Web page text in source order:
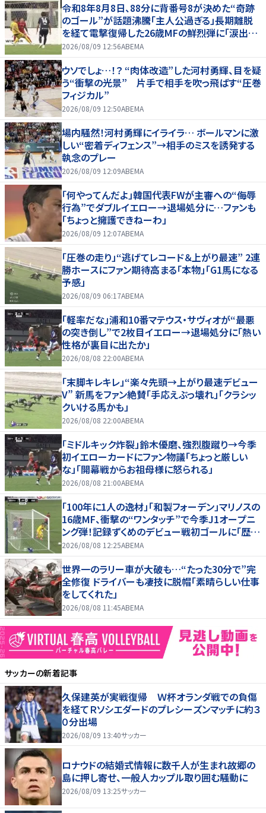
令和8年8月8日、88分に背番号8が決めた“奇跡
のゴール”が話題沸騰「主人公過ぎる」長期離脱
を経て電撃復帰した26歳MFの鮮烈弾に「涙出て
きた」
2026/08/09 12:56ABEMA
ウソでしょ…！？ “肉体改造”した河村勇輝、目を疑
う“衝撃の光景” 片手で相手を吹っ飛ばす“圧巻
フィジカル”
2026/08/09 12:50ABEMA
場内騒然！河村勇輝にイライラ… ボールマンに激
しい“密着ディフェンス”→相手のミスを誘発する
執念のプレー
2026/08/09 12:09ABEMA
「何やってんだよ」韓国代表FWが主審への“侮辱
行為”でダブルイエロー→退場処分に…ファンも
「ちょっと擁護できねーわ」
2026/08/09 12:07ABEMA
「圧巻の走り」“逃げてレコード＆上がり最速” 2連
勝ホースにファン期待高まる「本物」「G1馬になる
予感」
2026/08/09 06:17ABEMA
「軽率だな」浦和10番マテウス・サヴィオが“最悪
の突き倒し”で2枚目イエロー→退場処分に「熱い
性格が裏目に出たか」
2026/08/08 22:00ABEMA
「末脚キレキレ」“楽々先頭→上がり最速デビュー
V” 新馬をファン絶賛「手応えぶっ壊れ」「クラシッ
クいける馬かも」
2026/08/08 22:00ABEMA
「ミドルキック炸裂」鈴木優磨、強烈腹蹴り→今季
初イエローカードにファン物議「ちょっと厳しい
な」「開幕戦からお祖母様に怒られる」
2026/08/08 21:00ABEMA
「100年に1人の逸材」「和製フォーデン」マリノスの
16歳MF、衝撃の“ワンタッチ”で今季J1オープニ
ング弾！記録ずくめのデビュー戦初ゴールに「歴史
を作りよった」
2026/08/08 12:25ABEMA
世界一のラリー車が大破も…“たった30分で”完
全修復 ドライバーも凄技に脱帽「素晴らしい仕事
をしてくれた」
2026/08/08 11:45ABEMA
サッカーの新着記事
久保建英が実戦復帰 Ｗ杯オランダ戦での負傷
を経てＲソシエダードのプレシーズンマッチに約３
０分出場
2026/08/09 13:40サッカー
ロナウドの結婚式情報に数千人が生まれ故郷の
島に押し寄せ、一般人カップル取り囲む騒動に
2026/08/09 13:25サッカー